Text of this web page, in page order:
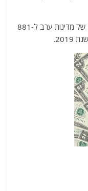
עוד עולה כי במהלך 2020 הגיע שווי הייצוא של מדינות ערב ל-881